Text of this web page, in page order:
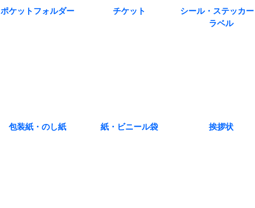
ポケットフォルダー チケット
シール・ステッカ
ラベル
包装紙・のし紙 紙・ビニール袋 挨拶状